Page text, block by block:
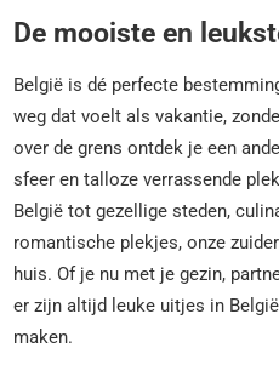
De mooiste en
België is dé perfecte
weg dat voelt als vakantie,
over de grens ontdek je een
sfeer en talloze verrassende
België tot gezellige steden,
romantische plekjes, onze
huis. Of je nu met je gezin,
er zijn altijd leuke uitjes in
maken.